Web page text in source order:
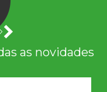
as novidades